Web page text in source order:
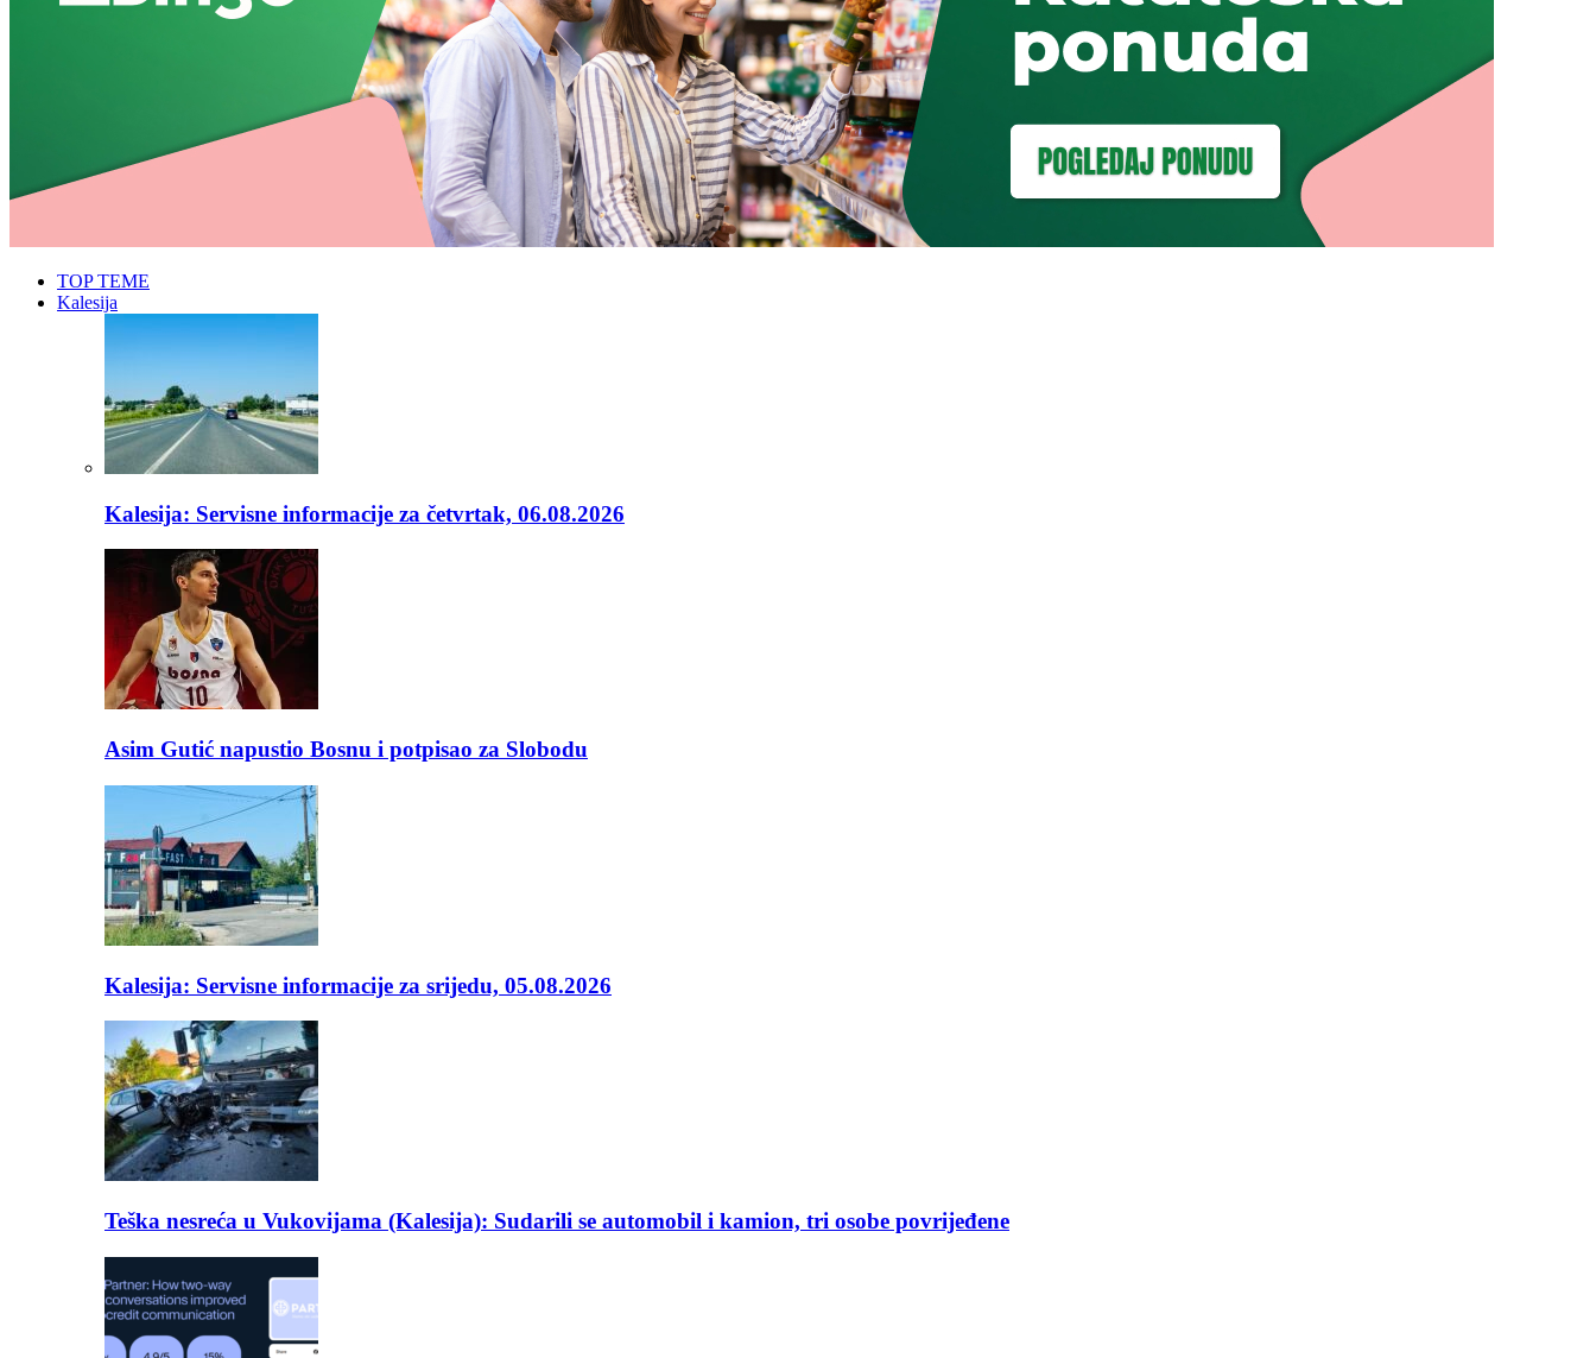
TOP TEME
Kalesija
Kalesija: Servisne informacije za četvrtak, 06.08.2026
Asim Gutić napustio Bosnu i potpisao za Slobodu
Kalesija: Servisne informacije za srijedu, 05.08.2026
Teška nesreća u Vukovijama (Kalesija): Sudarili se automobil i kamion, tri osobe povrijeđene